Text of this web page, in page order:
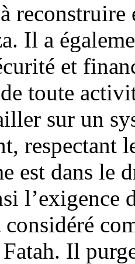
reconstruire
Il a
et
toute
sur un
respectant
est dans le
l’exigence
considéré
Il